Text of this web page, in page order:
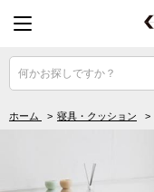
何かお探しですか？
ホーム > 寝具・クッション >